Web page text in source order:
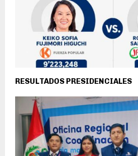
RESULTADOS PRESIDENCIALES